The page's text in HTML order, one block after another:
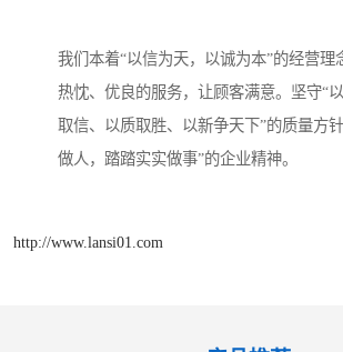
我们本着“以信为天，以诚为本”的经营理
热忱、优良的服务，让顾客满意。坚守“
取信、以质取胜、以新争天下”的质量方
做人，踏踏实实做事”的企业精神。
http://www.lansi01.com